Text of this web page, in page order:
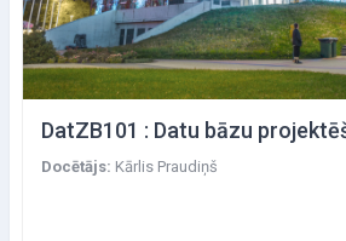
DatZB101 : Datu bāzu
Docētājs: Kārlis Praudiņš